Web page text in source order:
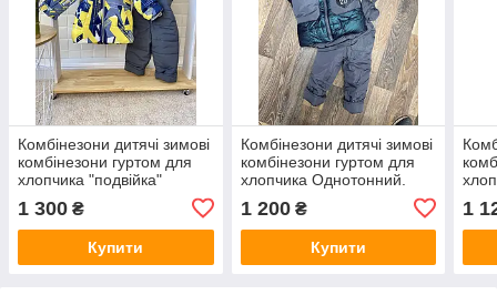
Комбінезони дитячі зимові
комбінезони гуртом для
хлопчика "подвійка"
1 300 ₴
Купити
Комбінезони дитячі зимові
комбінезони гуртом для
хлопчика Однотонний.
1 200₴
Купити
1